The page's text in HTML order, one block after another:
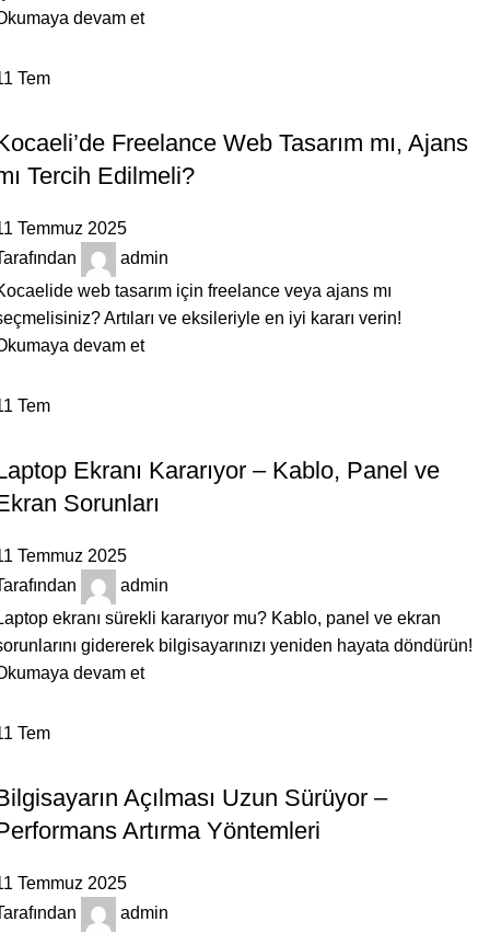
devam et
Tem
Freelance Web Tasarım mı, Ajans
Tercih Edilmeli?
Temmuz 2025
admin
web tasarım için freelance veya ajans mı
Artıları ve eksileriyle en iyi kararı verin!
devam et
Tem
Ekranı Kararıyor – Kablo, Panel ve
Sorunları
Temmuz 2025
admin
ekranı sürekli kararıyor mu? Kablo, panel ve ekran
gidererek bilgisayarınızı yeniden hayata döndürün!
devam et
Tem
Açılması Uzun Sürüyor –
Artırma Yöntemleri
Temmuz 2025
admin